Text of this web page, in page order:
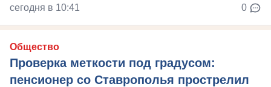
сегодня в 10:41 0
Общество
Проверка меткости под градусом:
пенсионер со Ставрополья прострелил